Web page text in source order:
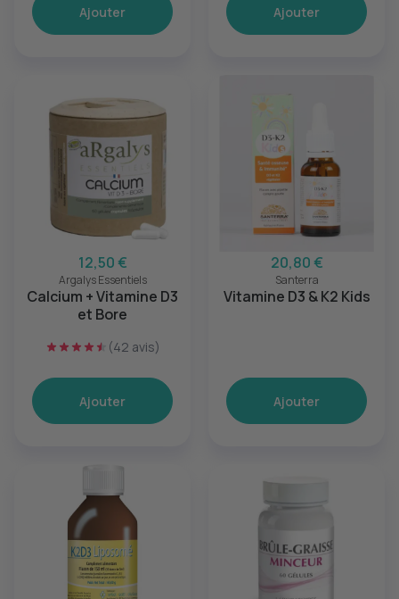
Ajouter Ajouter
12,50 €
Argalys Essentiels
Calcium + Vitamine D3
et Bore
(42 avis)
Ajouter
20,80 €
Santerra
Vitamine D3 & K2 Kids
Ajouter